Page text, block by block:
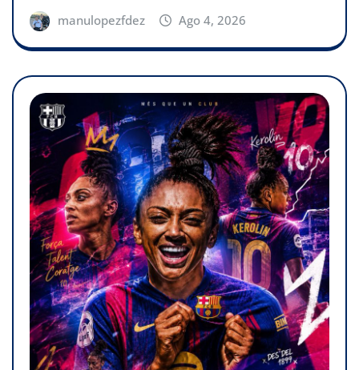
manulopezfdez Ago 4, 2026